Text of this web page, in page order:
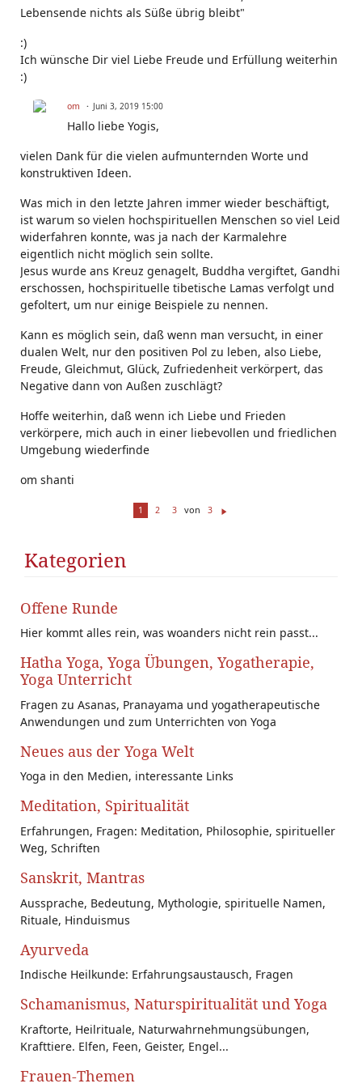
Lebensende nichts als Süße übrig bleibt"
:)
Ich wünsche Dir viel Liebe Freude und Erfüllung weiterhin
:)
om Juni 3, 2019 15:00
Hallo liebe Yogis,
vielen Dank für die vielen aufmunternden Worte und
konstruktiven Ideen.
Was mich in den letzte Jahren immer wieder beschäftigt,
ist warum so vielen hochspirituellen Menschen so viel Leid
widerfahren konnte, was ja nach der Karmalehre
eigentlich nicht möglich sein sollte.
Jesus wurde ans Kreuz genagelt, Buddha vergiftet, Gandhi
erschossen, hochspirituelle tibetische Lamas verfolgt und
gefoltert, um nur einige Beispiele zu nennen.
Kann es möglich sein, daß wenn man versucht, in einer
dualen Welt, nur den positiven Pol zu leben, also Liebe,
Freude, Gleichmut, Glück, Zufriedenheit verkörpert, das
Negative dann von Außen zuschlägt?
Hoffe weiterhin, daß wenn ich Liebe und Frieden
verkörpere, mich auch in einer liebevollen und friedlichen
Umgebung wiederfinde
om shanti
1 2 3 von 3
Kategorien
Offene Runde
Hier kommt alles rein, was woanders nicht rein passt...
Hatha Yoga, Yoga Übungen, Yogatherapie,
Yoga Unterricht
Fragen zu Asanas, Pranayama und yogatherapeutische
Anwendungen und zum Unterrichten von Yoga
Neues aus der Yoga Welt
Yoga in den Medien, interessante Links
Meditation, Spiritualität
Erfahrungen, Fragen: Meditation, Philosophie, spiritueller
Weg, Schriften
Sanskrit, Mantras
Aussprache, Bedeutung, Mythologie, spirituelle Namen,
Rituale, Hinduismus
Ayurveda
Indische Heilkunde: Erfahrungsaustausch, Fragen
Schamanismus, Naturspiritualität und Yoga
Kraftorte, Heilrituale, Naturwahrnehmungsübungen,
Krafttiere. Elfen, Feen, Geister, Engel...
Frauen-Themen